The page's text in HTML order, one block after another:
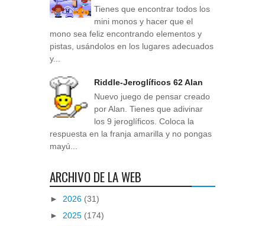
Tienes que encontrar todos los
mini monos y hacer que el
mono sea feliz encontrando elementos y
pistas, usándolos en los lugares adecuados
y...
Riddle-Jeroglíficos 62 Alan
Nuevo juego de pensar creado
por Alan. Tienes que adivinar
los 9 jeroglíficos. Coloca la
respuesta en la franja amarilla y no pongas
mayú...
ARCHIVO DE LA WEB
► 2026 (31)
► 2025 (174)